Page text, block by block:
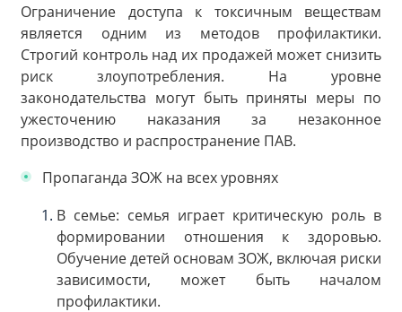
Ограничение доступа к токсичным веществам
является одним из методов профилактики.
Строгий контроль над их продажей может снизить
риск злоупотребления. На уровне
законодательства могут быть приняты меры по
ужесточению наказания за незаконное
производство и распространение ПАВ.
Пропаганда ЗОЖ на всех уровнях
В семье: семья играет критическую роль в
формировании отношения к здоровью.
Обучение детей основам ЗОЖ, включая риски
зависимости, может быть началом
профилактики.